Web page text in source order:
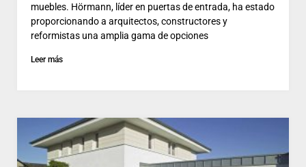
muebles. Hörmann, líder en puertas de entrada, ha estado
proporcionando a arquitectos, constructores y
reformistas una amplia gama de opciones
Leer más